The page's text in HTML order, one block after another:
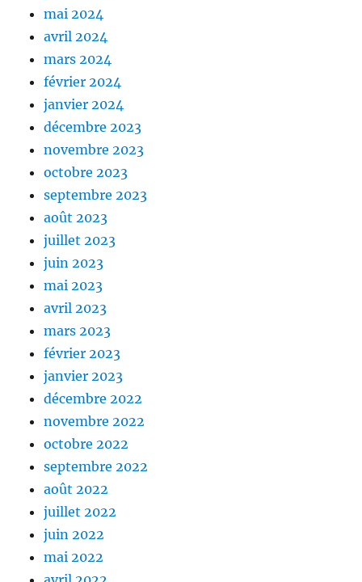
mai 2024
avril 2024
mars 2024
février 2024
janvier 2024
décembre 2023
novembre 2023
octobre 2023
septembre 2023
août 2023
juillet 2023
juin 2023
mai 2023
avril 2023
mars 2023
février 2023
janvier 2023
décembre 2022
novembre 2022
octobre 2022
septembre 2022
août 2022
juillet 2022
juin 2022
mai 2022